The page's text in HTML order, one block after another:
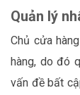
Quản lý
Chủ cửa
hàng, do đó
vấn đề bất